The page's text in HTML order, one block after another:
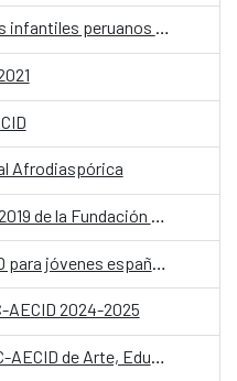
Convocatoria a nominar libros infantiles peruanos a Lista de Honor de IBBY
Afrodiaspórica
Convocatoria de becas 2018-2019 de la Fundación Carolina
AECID 2024-2025